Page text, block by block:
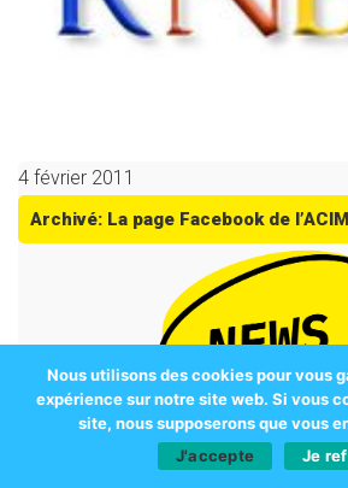
4 février 2011
Archivé: La page Facebook de l’ACIM
Nous utilisons des cookies pour vous
expérience sur notre site web. Si vous
site, nous supposerons que vous
J'accepte
Je